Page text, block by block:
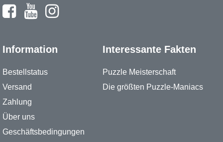
Information
Bestellstatus
Versand
Zahlung
Über uns
Geschäftsbedingungen
Interessante Fakten
Puzzle Meisterschaft
Die größten Puzzle-Maniacs